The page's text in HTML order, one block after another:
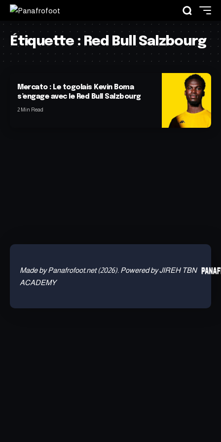
Étiquette : Red Bull Salzbourg
Mercato : Le togolais Kevin Boma
s’engage avec le Red Bull Salzbourg
2 Min Read
Made by Panafrofoot.net (2026). Powered by JIREH TBN
ACADEMY